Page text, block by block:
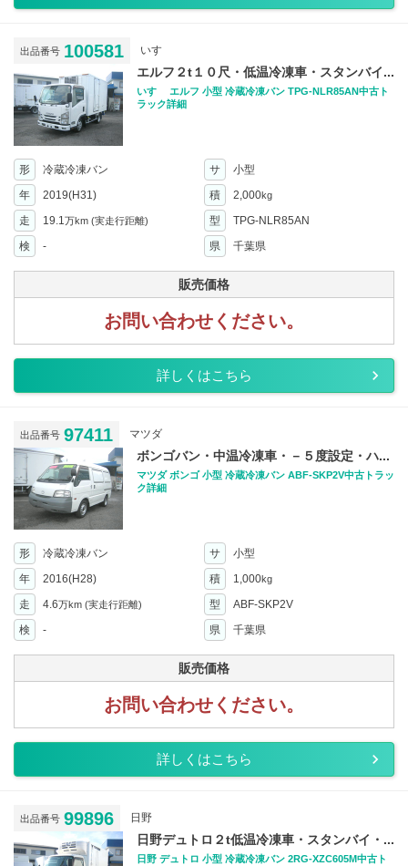
出品番号 100581 いすゞ
エルフ２t１０尺・低温冷凍車・スタンバイ...
いすゞ エルフ 小型 冷蔵冷凍バン TPG-NLR85AN中古ト
ラック詳細
形 冷蔵冷凍バン サ
小型
年
2019(H31) 積 2,000kg
走 19.1 万km (実走行距離) 型
TPG-NLR85AN
検
- 県 千葉県
販売価格
お問い合わせください。
詳しくはこちら
出品番号 97411 マツダ
ボンゴバン・中温冷凍車・－５度設定・ハ...
マツダ ボンゴ 小型 冷蔵冷凍バン ABF-SKP2V中古トラッ
ク詳細
形 冷蔵冷凍バン サ
小型
年
2016(H28) 積 1,000kg
走 4.6万km (実走行距離) 型
ABF-SKP2V
検
- 県 千葉県
販売価格
お問い合わせください。
詳しくはこちら
出品番号 99896 日野
日野デュトロ２t低温冷凍車・スタンバイ・...
日野 デュトロ 小型 冷蔵冷凍バン 2RG-XZC605M中古ト